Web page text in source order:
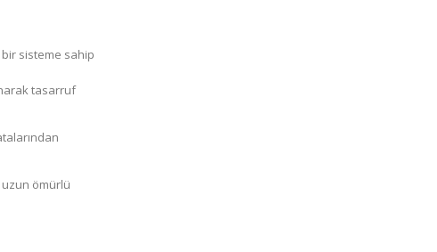
sisteme sahip
tasarruf
ömürlü